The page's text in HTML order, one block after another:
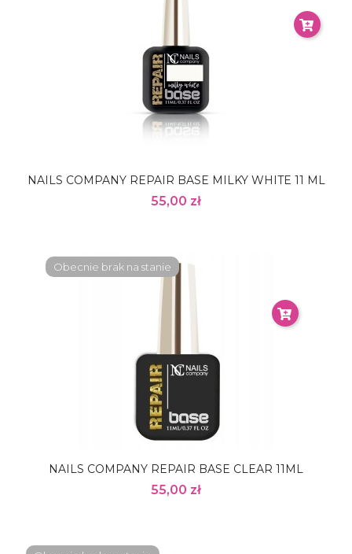
NAILS COMPANY REPAIR BASE MILKY WHITE 11 ML
55,00 zł
NAILS COMPANY REPAIR BASE CLEAR 11ML
55,00 zł
Obecnie brak na stanie